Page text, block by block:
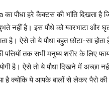
पौधा हरे कैक्टस की भांति दिखता है
नहीं है। इस पौधे को ग्वारभाटा और
है। ऐसे तो ये पौधा बहुत छोटा-सा
तक सभी मनुष्य शरीर के लिए
है। ऐसे तो ये पौधा दिखने में अच्छा
है क्योकि ये आपके बालों से लेकर पैरो